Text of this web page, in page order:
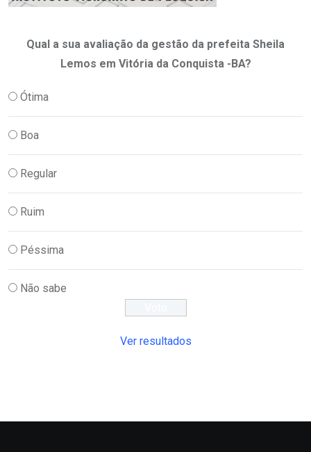
Qual a sua avaliação da gestão da prefeita Sheila
Lemos em Vitória da Conquista -BA?
Ótima
Boa
Regular
Ruim
Péssima
Não sabe
Ver resultados